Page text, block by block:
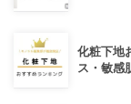
化粧下地
ス・敏感